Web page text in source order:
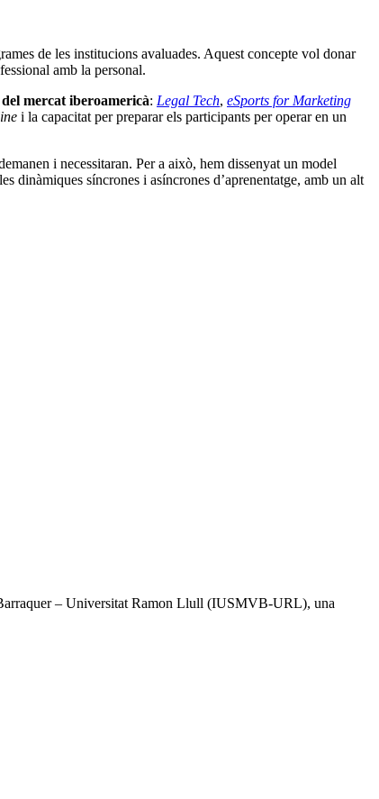
de les institucions avaluades. Aquest concepte vol donar
amb la personal.
mercat iberoamericà: Legal Tech, eSports for Marketing
i la capacitat per preparar els participants per operar en un
i necessitaran. Per a això, hem dissenyat un model
dinàmiques síncrones i asíncrones d’aprenentatge, amb un alt
– Universitat Ramon Llull (IUSMVB-URL), una